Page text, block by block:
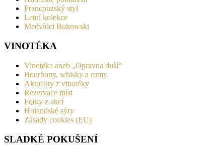
Francouzský styl
Letní kolekce
Medvídci Bukowski
VINOTÉKA
Vinotéka aneb „Opravna duší“
Bourbony, whisky a rumy
Aktuality z vinotéky
Rezervace míst
Fotky z akcí
Holandské sýry
Zásady cookies (EU)
SLADKÉ POKUŠENÍ